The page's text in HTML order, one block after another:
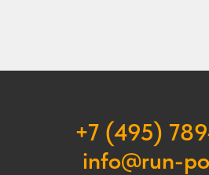
+7 (495)
info@run-